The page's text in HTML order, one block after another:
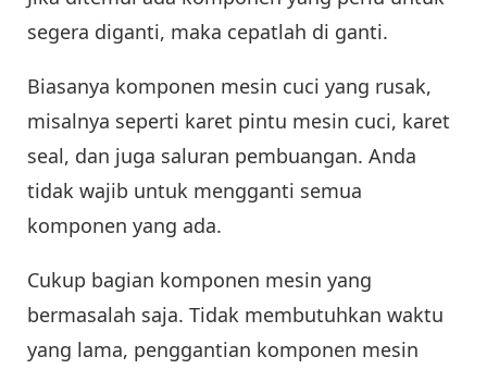
segera diganti, maka cepatlah di ganti.
Biasanya komponen mesin cuci yang rusak,
misalnya seperti karet pintu mesin cuci, karet
seal, dan juga saluran pembuangan. Anda
tidak wajib untuk mengganti semua
komponen yang ada.
Cukup bagian komponen mesin yang
bermasalah saja. Tidak membutuhkan waktu
yang lama, penggantian komponen mesin